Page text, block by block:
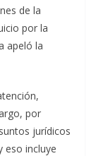
de la
por la
apeló la
por
jurídicos
eso incluye